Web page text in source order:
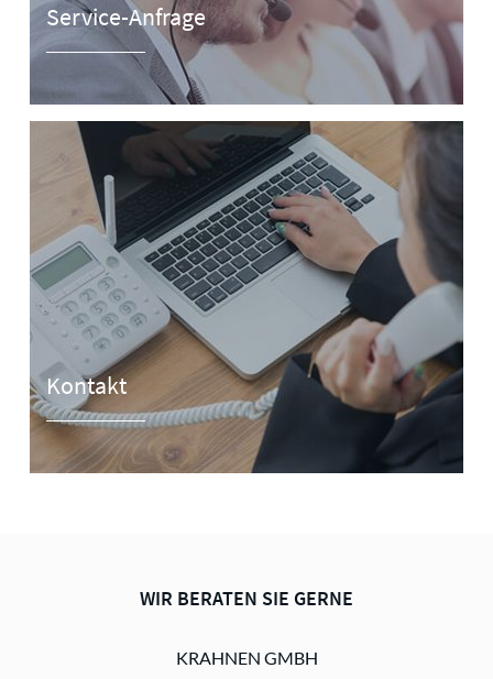
Service-Anfrage
Kontakt
WIR BERATEN SIE GERNE
KRAHNEN GMBH